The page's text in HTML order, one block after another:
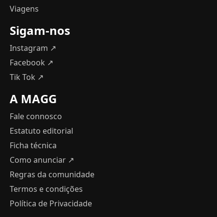
Viagens
Sigam-nos
Instagram ↗
Facebook ↗
Tik Tok ↗
A MAGG
Fale connosco
Estatuto editorial
Ficha técnica
Como anunciar ↗
Regras da comunidade
Termos e condições
Política de Privacidade